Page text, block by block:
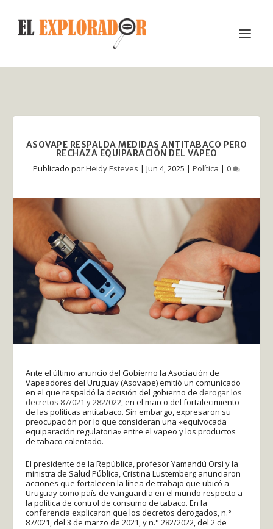
ASOVAPE RESPALDA MEDIDAS ANTITABACO PERO
RECHAZA EQUIPARACIÓN DEL VAPEO
Publicado porHeidy Esteves | Jun 4, 2025 | Política | 0
Ante el último anuncio del Gobierno la Asociación de
Vapeadores del Uruguay (Asovape) emitió un comunicado
en el que respaldó la decisión del gobierno de derogar los
decretos 87/021 y 282/022, en el marco del fortalecimiento
de las políticas antitabaco. Sin embargo, expresaron su
preocupación por lo que consideran una «equivocada
equiparación regulatoria» entre el vapeo y los productos
de tabaco calentado.
El presidente de la República, profesor Yamandú Orsi y la
ministra de Salud Pública, Cristina Lustemberg anunciaron
acciones que fortalecen la línea de trabajo que ubicó a
Uruguay como país de vanguardia en el mundo respecto a
la política de control de consumo de tabaco. En la
conferencia explicaron que los decretos derogados, n.°
87/021, del 3 de marzo de 2021, y n.° 282/2022, del 2 de